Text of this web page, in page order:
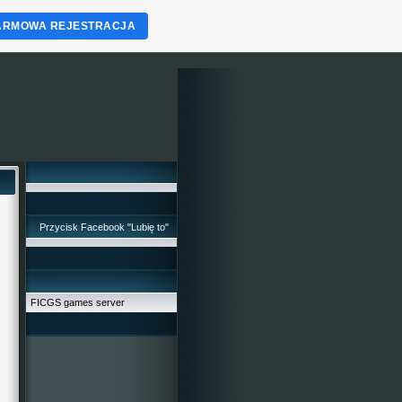
Przycisk Facebook "Lubię to"
FICGS games server
REJESTRACJA